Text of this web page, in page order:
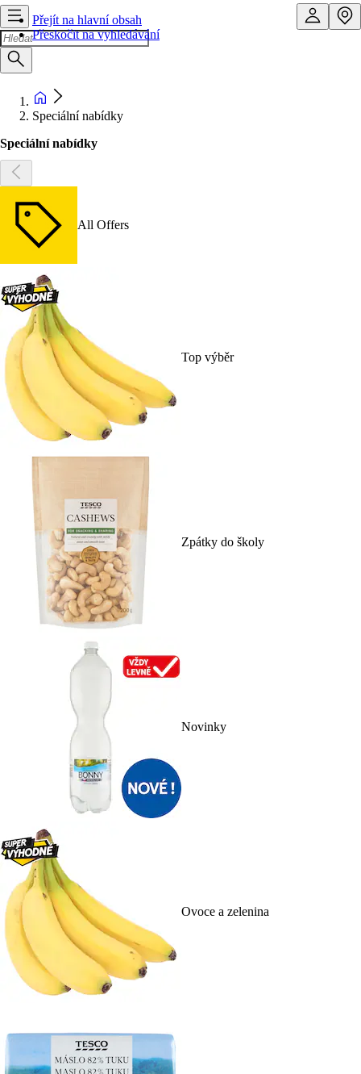
Přejít na hlavní obsah
Přeskočit na vyhledávání
Speciální nabídky
Speciální nabídky
All Offers
Top výběr
Zpátky do školy
Novinky
Ovoce a zelenina